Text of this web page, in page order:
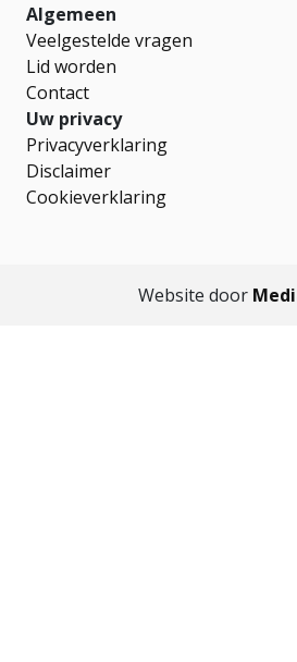
Algemeen
Veelgestelde vragen
Lid worden
Contact
Uw privacy
Privacyverklaring
Disclaimer
Cookieverklaring
Website door